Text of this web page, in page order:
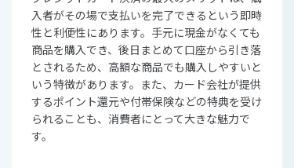
入者がその場で支払いを完了できるという即時
性と利便性にあります。手元に現金がなくても
商品を購入でき、後日まとめて口座から引き落
とされるため、高額な商品でも購入しやすいと
いう特徴があります。また、カード会社が提供
するポイント還元や付帯保険などの特典を受け
られることも、消費者にとって大きな魅力で
す。